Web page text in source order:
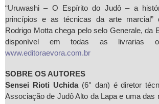
“Uruwashi – O Espírito do Judô – a
princípios e as técnicas da arte marcial”
Rodrigo Motta chega pelo selo Generale, da
disponível em todas as
www.editoraevora.com.br
SOBRE OS AUTORES
Sensei Rioti Uchida(6° dan) é diretor
Associação de Judô Alto da Lapa e uma das